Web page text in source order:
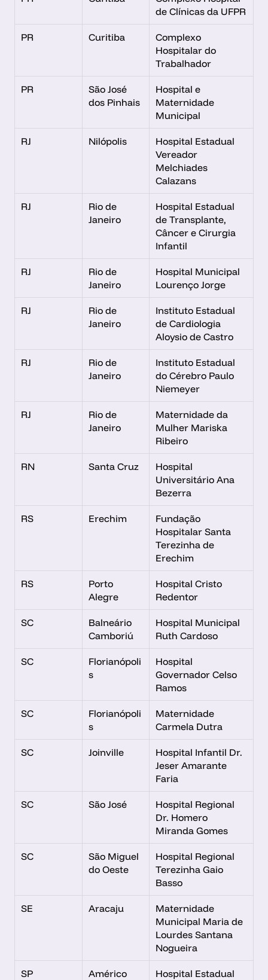
de Clínicas da UFPR
PR Curitiba
Complexo
Hospitalar do
Trabalhador
PR
São José
dos Pinhais
Hospital e
Maternidade
Municipal
RJ Nilópolis
Hospital Estadual
Vereador
Melchiades
Calazans
RJ
Rio de
Janeiro
Hospital Estadual
de Transplante,
Câncer e Cirurgia
Infantil
RJ
Rio de
Janeiro
Hospital Municipal
Lourenço Jorge
RJ
Rio de
Janeiro
Instituto Estadual
de Cardiologia
Aloysio de Castro
RJ
Rio de
Janeiro
Instituto Estadual
do Cérebro Paulo
Niemeyer
RJ
Rio de
Janeiro
Maternidade da
Mulher Mariska
Ribeiro
RN Santa Cruz
Hospital
Universitário Ana
Bezerra
RS Erechim
Fundação
Hospitalar Santa
Terezinha de
Erechim
RS
Porto
Alegre
Hospital Cristo
Redentor
SC
Balneário
Camboriú
Hospital Municipal
Ruth Cardoso
SC
Florianópoli
s
Hospital
Governador Celso
Ramos
SC
Florianópoli
s
Maternidade
Carmela Dutra
SC Joinville
Hospital Infantil Dr.
Jeser Amarante
Faria
SC São José
Hospital Regional
Dr. Homero
Miranda Gomes
SC
São Miguel
do Oeste
Hospital Regional
Terezinha Gaio
Basso
SE Aracaju
Maternidade
Municipal Maria de
Lourdes Santana
Nogueira
SP
Américo
Hospital Estadual